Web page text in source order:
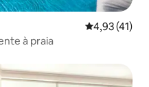
4,93 de uma
4,93 (41)
à praia